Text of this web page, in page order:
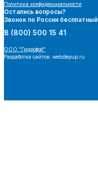
Политика конфиденциальности
Остались вопросы?
Звонок по России бесплатный
8 (800) 500 15 41
ООО "Гидрофоб"
Разработка сайтов: webstepup.ru